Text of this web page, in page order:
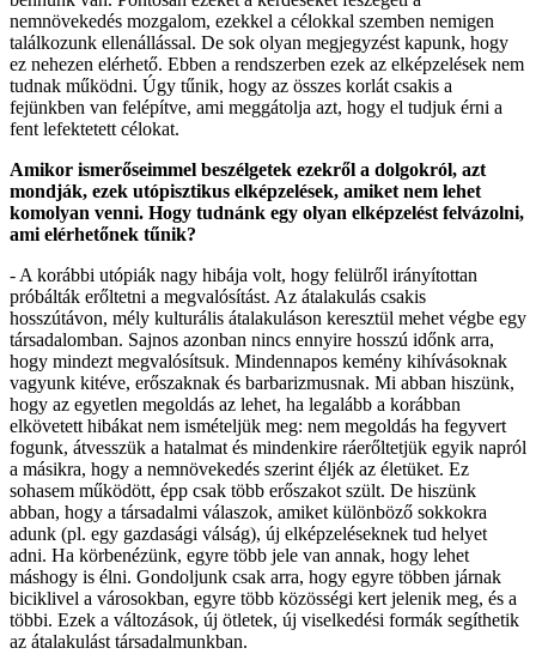
nemnövekedés mozgalom, ezekkel a célokkal szemben nemigen
találkozunk ellenállással. De sok olyan megjegyzést kapunk, hogy
ez nehezen elérhető. Ebben a rendszerben ezek az elképzelések nem
tudnak működni. Úgy tűnik, hogy az összes korlát csakis a
fejünkben van felépítve, ami meggátolja azt, hogy el tudjuk érni a
fent lefektetett célokat.
Amikor ismerőseimmel beszélgetek ezekről a dolgokról, azt
mondják, ezek utópisztikus elképzelések, amiket nem lehet
komolyan venni. Hogy tudnánk egy olyan elképzelést felvázolni,
ami elérhetőnek tűnik?
- A korábbi utópiák nagy hibája volt, hogy felülről irányítottan
próbálták erőltetni a megvalósítást. Az átalakulás csakis
hosszútávon, mély kulturális átalakuláson keresztül mehet végbe egy
társadalomban. Sajnos azonban nincs ennyire hosszú időnk arra,
hogy mindezt megvalósítsuk. Mindennapos kemény kihívásoknak
vagyunk kitéve, erőszaknak és barbarizmusnak. Mi abban hiszünk,
hogy az egyetlen megoldás az lehet, ha legalább a korábban
elkövetett hibákat nem ismételjük meg: nem megoldás ha fegyvert
fogunk, átvesszük a hatalmat és mindenkire ráerőltetjük egyik napról
a másikra, hogy a nemnövekedés szerint éljék az életüket. Ez
sohasem működött, épp csak több erőszakot szült. De hiszünk
abban, hogy a társadalmi válaszok, amiket különböző sokkokra
adunk (pl. egy gazdasági válság), új elképzeléseknek tud helyet
adni. Ha körbenézünk, egyre több jele van annak, hogy lehet
máshogy is élni. Gondoljunk csak arra, hogy egyre többen járnak
biciklivel a városokban, egyre több közösségi kert jelenik meg, és a
többi. Ezek a változások, új ötletek, új viselkedési formák segíthetik
az átalakulást társadalmunkban.